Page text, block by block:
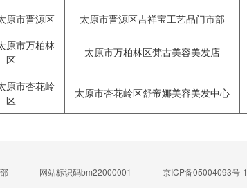
原市晋源区 太原市晋源区吉祥宝工艺品门市部
原市万柏林
区
太原市万柏林区梵古美容美发店
原市杏花岭
区
太原市杏花岭区舒帝娜美容美发中心
网站标识码bm22000001 京ICP备05004093号-1